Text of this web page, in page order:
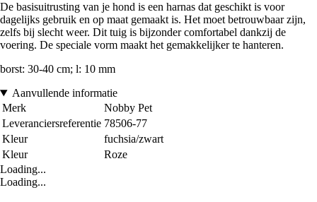
De basisuitrusting van je hond is een harnas dat geschikt is voor
dagelijks gebruik en op maat gemaakt is. Het moet betrouwbaar zijn,
zelfs bij slecht weer. Dit tuig is bijzonder comfortabel dankzij de
voering. De speciale vorm maakt het gemakkelijker te hanteren.
borst: 30-40 cm; l: 10 mm
Aanvullende informatie
Merk
Nobby Pet
Leveranciersreferentie 78506-77
Kleur
fuchsia/zwart
Kleur
Roze
Loading...
Loading...